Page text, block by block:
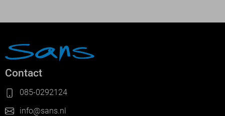
Contact
085-0292124
info@sans.nl